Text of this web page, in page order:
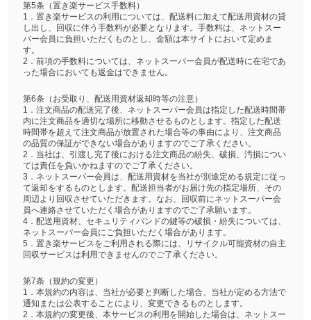
第5条（置き楽サービス手数料）
1．置き楽サービスの利用については、配送料に加えて配送用資材の貸
し出し、回収に伴う手数料が必要となります。手数料は、ネットスー
パー会員に負担いただくものとし、金額は本サイトにおいて定めま
す。
2．前項の手数料については、ネットスーパー会員が配送時に在宅であ
った場合においても返金はできません。
第6条（お受取り、配送用資材返却時等の注意）
1．注文商品の配送完了後、ネットスーパー会員は指定した配送時間帯
内に注文商品を適切な場所に移動させるものとします。指定した配送
時間帯を超えて注文商品が放置された場合等の事由により、注文商品
の品質の保証ができない場合がありますのでご了承ください。
2．当社は、引渡し完了後における注文商品の紛失、破損、汚損につい
ては責任を負いかねますのでご了承ください。
3．ネットスーパー会員は、配送用資材を当社が別途定める規定に従っ
て返却をするものとします。配送担当者がお届け先の指定場所、その
周辺より回収させていただきます。なお、回収前にネットスーパー会
員へ連絡させていただく場合がありますのでご了承願います。
4．配送用資材、セキュリティバンドの鍵等の破損・紛失については、
ネットスーパー会員にご負担いただく場合があります。
5．置き楽サービスをご利用される際には、リサイクル可能資材の自主
回収サービスは利用できませんのでご了承ください。
第7条（規約の変更）
1．本規約の内容は、当社が必要と判断した場合、当社が定める方法で
通知または公表することにより、変更できるものとします。
2．本規約の変更後、本サービスの利用を開始した場合は、ネットスー